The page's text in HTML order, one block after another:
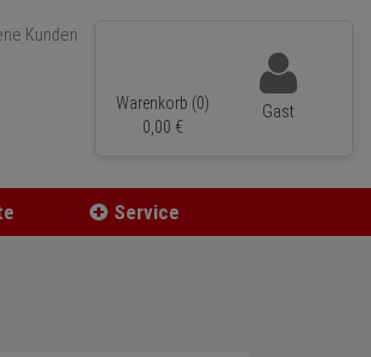
Kunden
Warenkorb (0)
0, 00 €
Gast
Service